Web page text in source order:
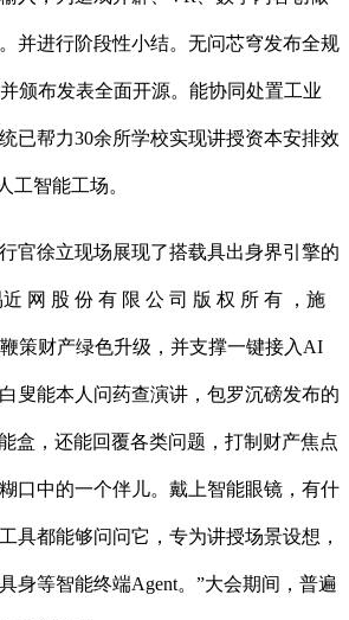
并进行阶段性小结。无问芯穹发布全规
颁布发表全面开源。能协同处置工业
已帮力30余所学校实现讲授资本安排效
工智能工场。
徐立现场展现了搭载具出身界引擎的
网 股 份 有 限 公 司 版 权 所 有 ，施
策财产绿色升级，并支撑一键接入AI
叟能本人问药查演讲，包罗沉磅发布的
盒，还能回覆各类问题，打制财产焦点
口中的一个伴儿。戴上智能眼镜，有什
具都能够问问它，专为讲授场景设想，
身等智能终端Agent。”大会期间，普遍